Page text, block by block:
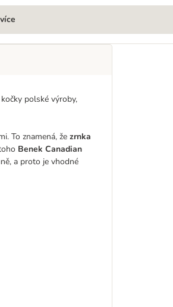
polské výroby,
To znamená, že zrnka
Benek Canadian
a proto je vhodné